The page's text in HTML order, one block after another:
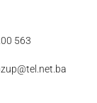
563